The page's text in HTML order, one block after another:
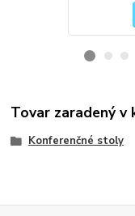
Tovar zaradený v
Konferenčné stoly